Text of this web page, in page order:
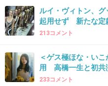
あと、紗綾って子も小
る。
自分はやりたくないけ
やるしかないって言わ
ルイ・ヴィトン、
起用せず 新たな定
213コメント
＜ゲス極ほな・い
用 高橋一生と初共
233コメント